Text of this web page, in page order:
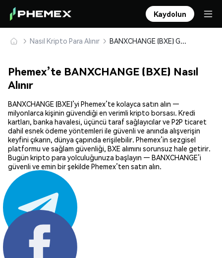
Kaydolun
Nasıl Kripto Para Alınır BANXCHANGE (BXE) Güvenle Satın Alın ve Saklayın
Phemex’te BANXCHANGE (BXE) Nasıl
Alınır
BANXCHANGE (BXE)’yi Phemex’te kolayca satın alın —
milyonlarca kişinin güvendiği en verimli kripto borsası. Kredi
kartları, banka havalesi, üçüncü taraf sağlayıcılar ve P2P ticaret
dahil esnek ödeme yöntemleri ile güvenli ve anında alışverişin
keyfini çıkarın, dünya çapında erişilebilir. Phemex’in sezgisel
platformu ve sağlam güvenliği, BXE alımını sorunsuz hale getirir.
Bugün kripto para yolculuğunuza başlayın — BANXCHANGE’i
güvenli ve emin bir şekilde Phemex’ten satın alın.
Paylaş: